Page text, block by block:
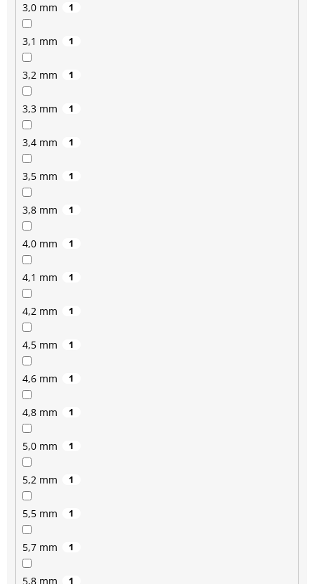
3,0 mm 1
3,1 mm 1
3,2 mm 1
3,3 mm 1
3,4 mm 1
3,5 mm 1
3,8 mm 1
4,0 mm 1
4,1 mm 1
4,2 mm 1
4,5 mm 1
4,6 mm 1
4,8 mm 1
5,0 mm 1
5,2 mm 1
5,5 mm 1
5,7 mm 1
5,8 mm 1